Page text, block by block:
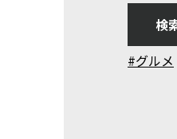
検
#グルメ